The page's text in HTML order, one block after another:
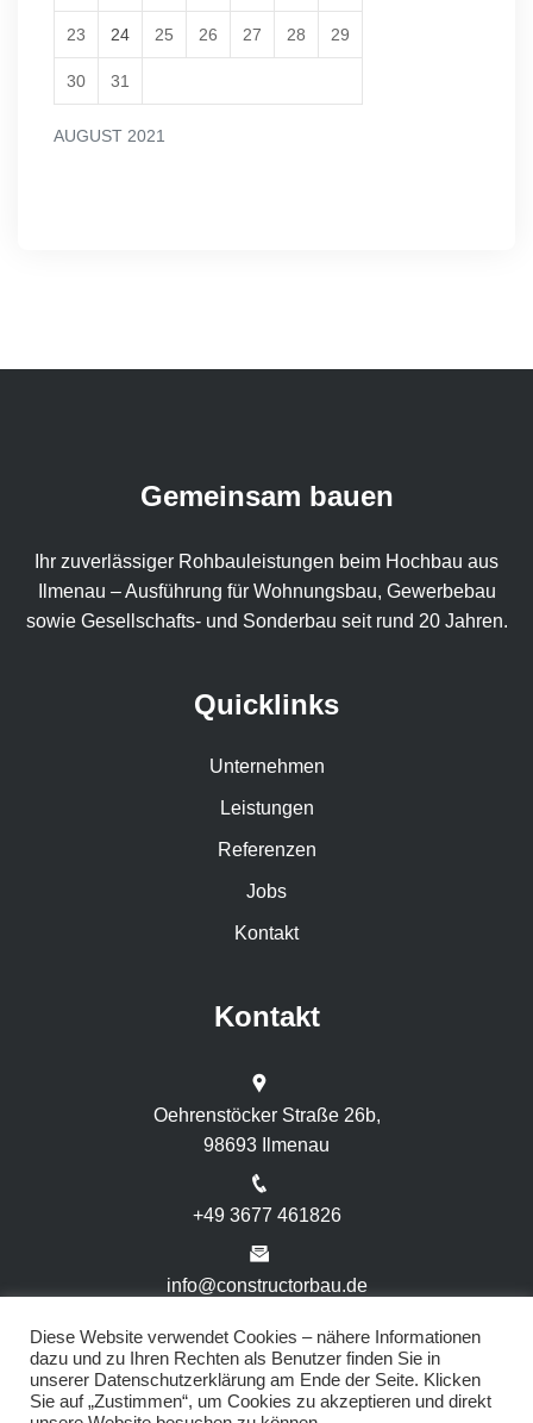
AUGUST 2021
23 24 25 26 27 28 29
30 31
Gemeinsam bauen
Ihr zuverlässiger Rohbauleistungen beim Hochbau aus
Ilmenau – Ausführung für Wohnungsbau, Gewerbebau
sowie Gesellschafts- und Sonderbau seit rund 20 Jahren.
Quicklinks
Unternehmen
Leistungen
Referenzen
Jobs
Kontakt
Kontakt
Oehrenstöcker Straße 26b,
98693 Ilmenau
+49 3677 461826
info@constructorbau.de
Diese Website verwendet Cookies – nähere Informationen
dazu und zu Ihren Rechten als Benutzer finden Sie in
unserer Datenschutzerklärung am Ende der Seite. Klicken
Sie auf „Zustimmen“, um Cookies zu akzeptieren und direkt